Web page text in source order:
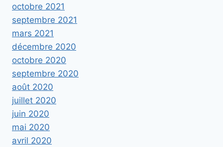
octobre 2021
septembre 2021
mars 2021
décembre 2020
octobre 2020
septembre 2020
août 2020
juillet 2020
juin 2020
mai 2020
avril 2020